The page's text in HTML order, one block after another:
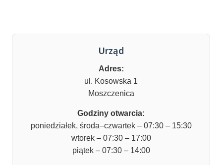
Urząd
Adres:
ul. Kosowska 1
Moszczenica
Godziny otwarcia:
poniedziałek, środa–czwartek – 07:30 – 15:30
wtorek – 07:30 – 17:00
piątek – 07:30 – 14:00